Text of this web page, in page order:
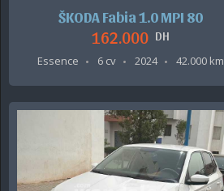
ŠKODA Fabia 1.0 MPI 80
162.000 DH
Essence
6 cv 2024 42.000 km